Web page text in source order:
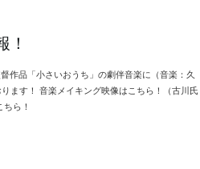
作品「小さいおうち」の劇伴音楽に（音楽：久
ます！ 音楽メイキング映像はこちら！（古川氏
ら！